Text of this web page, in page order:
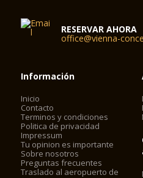
RESERVAR AHORA
office@vienna-
Información
Inicio
Contacto
Terminos y condiciones
Politica de privacidad
Impressum
Tu opinion es importante
Sobre nosotros
Preguntas frecuentes
Traslado al aeropuerto de